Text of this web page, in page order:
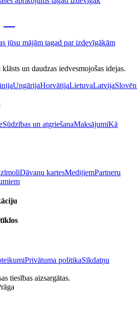
jūsu mājām tagad par izdevīgākām
un daudzas iedvesmojošas idejas.
UngārijaHorvātijaLietuvaLatvija
Sūdzības un atgriešanaMaksājumiKā
Dāvanu kartesMedijiemPartneru
Privātuma politikaSīkdatņu
tiesības aizsargātas.